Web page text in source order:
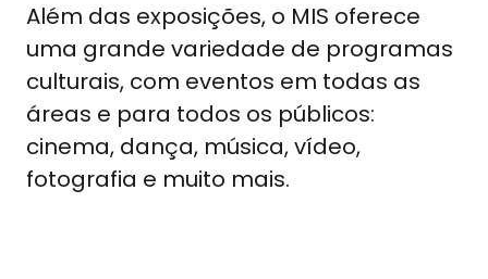
Além das exposições, o MIS oferece
uma grande variedade de programas
culturais, com eventos em todas as
áreas e para todos os públicos:
cinema, dança, música, vídeo,
fotografia e muito mais.